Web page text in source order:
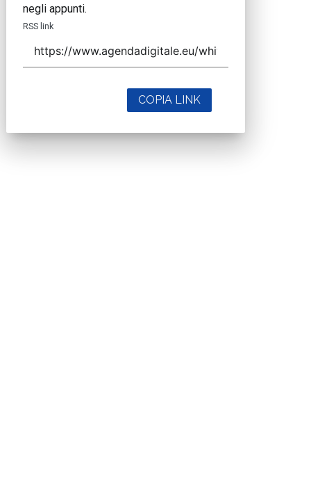
negli appunti.
RSS link
COPIA LINK